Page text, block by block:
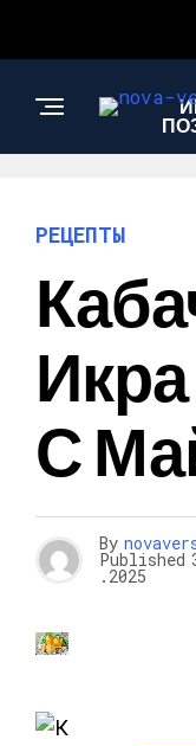
РЕЦЕПТЫ
С
By
Published
.2025